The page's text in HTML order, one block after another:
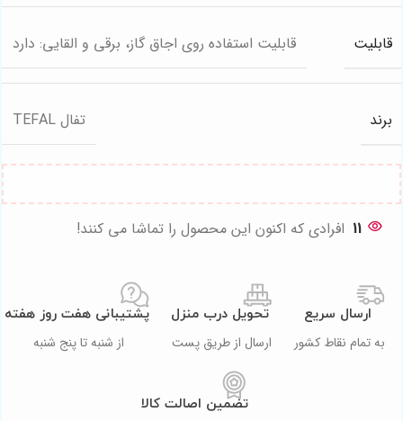
قابلیت قابلیت استفاده روی اجاق گاز، برقی و القایی: دارد
برند تفال TEFAL
11 افرادی که اکنون این محصول را تماشا می کنند!
ارسال سریع
به تمام نقاط کشور
تحویل درب منزل
ارسال از طریق پست
پشتیبانی هفت روز هفته
از شنبه تا پنج شنبه
تضمین اصالت کالا